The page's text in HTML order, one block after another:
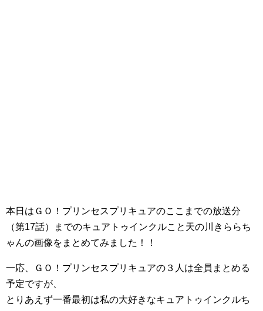
本日はＧＯ！プリンセスプリキュアのここまでの放送分
（第17話）までのキュアトゥインクルこと天の川きららち
ゃんの画像をまとめてみました！！
一応、ＧＯ！プリンセスプリキュアの３人は全員まとめる
予定ですが、
とりあえず一番最初は私の大好きなキュアトゥインクルち